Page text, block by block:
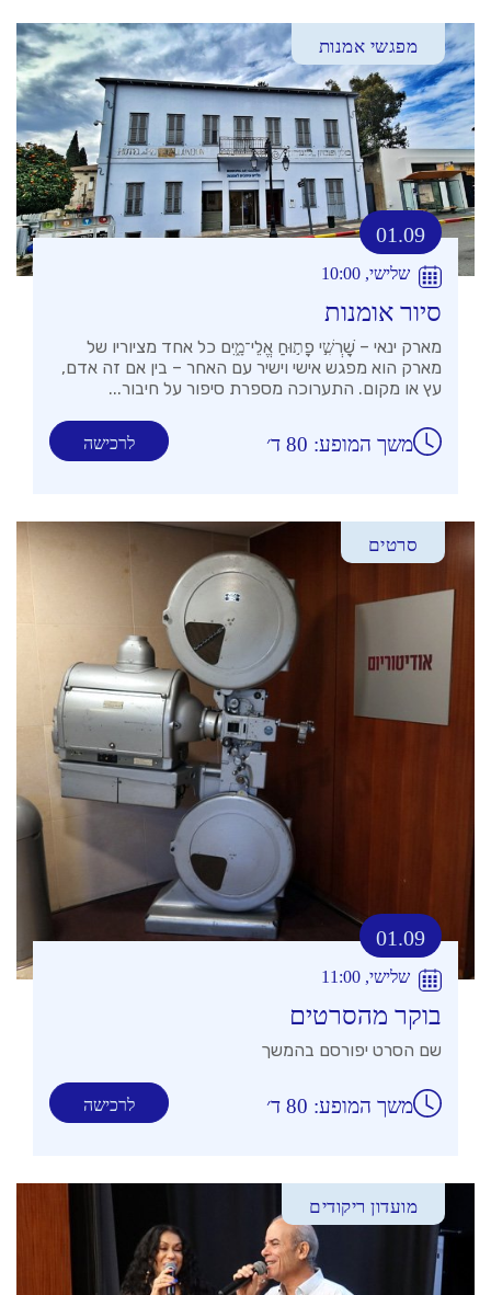
מפגשי אמנות
01.09
שלישי, 10:00
סיור אומנות
מארק ינאי – שׇׁרְשִׁ֣י פָת֣וּחַ אֱלֵי־מָ֑יִם כל אחד מציוריו של
מארק הוא מפגש אישי וישיר עם האחר – בין אם זה אדם,
עץ או מקום. התערוכה מספרת סיפור על חיבור...
לרכישה משך המופע: 80 ד׳
סרטים
01.09
שלישי, 11:00
בוקר מהסרטים
שם הסרט יפורסם בהמשך
לרכישה משך המופע: 80 ד׳
מועדון ריקודים